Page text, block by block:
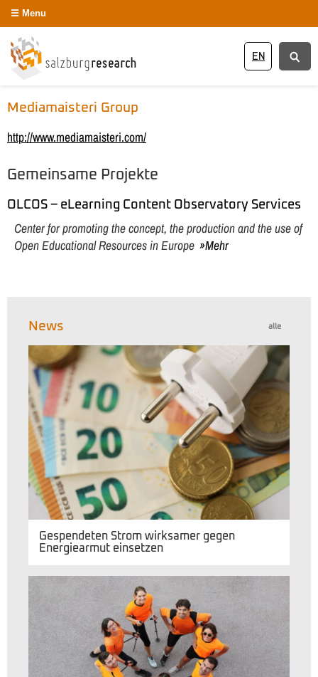
EN
Menu
Mediamaisteri Group
http://www.mediamaisteri.com/
Gemeinsame Projekte
OLCOS – eLearning Content Observatory Services
Center for promoting the concept, the production and the use of
Open Educational Resources in Europe
Mehr
alle
News
Gespendeten Strom wirksamer gegen
Energiearmut einsetzen